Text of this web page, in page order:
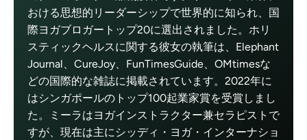
おける思想的リーダーシップで世界的に知られ、国
際ヨガブロガートップ20に選出されました。ホリ
スティックヘルスに関する彼女の執筆は、Elephant
Journal、CureJoy、FunTimesGuide、OMtimesな
どの国際的な雑誌に掲載されています。2022年に
はシンガポールのトップ100起業家賞を受賞しまし
た。ミーラはヨガインストラクター兼セラピストで
すが、現在は主にシッディ・ヨガ・インターナショ